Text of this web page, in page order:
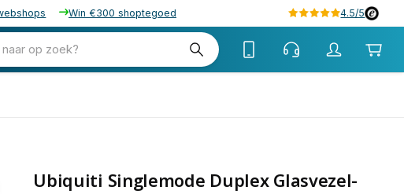
Win €300 shoptegoed 4.5/5
op zoek?
Ubiquiti Singlemode Duplex Glasvezel-